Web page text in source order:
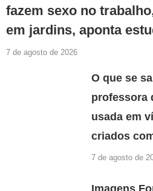
fazem sexo no
em jardins, aponta
7 de agosto de 2026
O que se
professora
usada em
criados
7 de agosto de